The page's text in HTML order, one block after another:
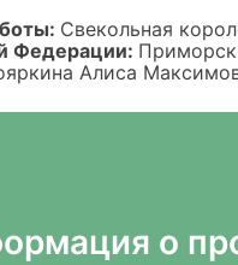
Свекольная
Федерации:
Алиса
о